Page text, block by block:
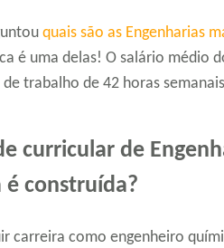
quais são as Engenharias
é uma delas! O salário médio
trabalho de 42 horas
curricular de
é construída?
carreira como engenheiro